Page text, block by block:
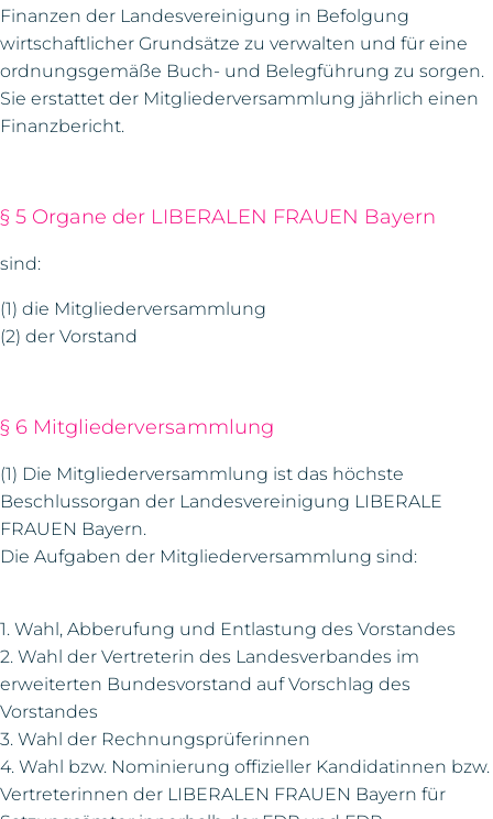
Finanzen der Landesvereinigung in Befolgung
wirtschaftlicher Grundsätze zu verwalten und für eine
ordnungsgemäße Buch- und Belegführung zu sorgen.
Sie erstattet der Mitgliederversammlung jährlich einen
Finanzbericht.
§ 5 Organe der LIBERALEN FRAUEN Bayern
sind:
(1) die Mitgliederversammlung
(2) der Vorstand
§ 6 Mitgliederversammlung
(1) Die Mitgliederversammlung ist das höchste
Beschlussorgan der Landesvereinigung LIBERALE
FRAUEN Bayern.
Die Aufgaben der Mitgliederversammlung sind:
1. Wahl, Abberufung und Entlastung des Vorstandes
2. Wahl der Vertreterin des Landesverbandes im
erweiterten Bundesvorstand auf Vorschlag des
Vorstandes
3. Wahl der Rechnungsprüferinnen
4. Wahl bzw. Nominierung offizieller Kandidatinnen bzw.
Vertreterinnen der LIBERALEN FRAUEN Bayern für